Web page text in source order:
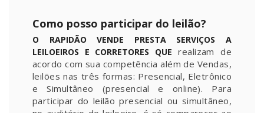
Como posso participar do leilão?
O RAPIDÃO VENDE PRESTA SERVIÇOS A
LEILOEIROS E CORRETORES QUE realizam de
acordo com sua competência além de Vendas,
leilões nas três formas: Presencial, Eletrônico
e Simultâneo (presencial e online). Para
participar do leilão presencial ou simultâneo,